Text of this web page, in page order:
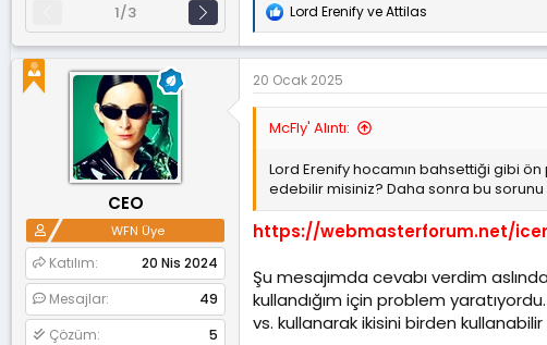
1/3
T
e
p
k
i
l
e
Lord ErenifyveAttilas
CEO
WFN Üye
Katılım
20 Nis 2024
Mesajlar
49
Çözüm
5
20 Ocak 2025
McFly' Alıntı:
Lord Erenify hocamın bahsettiği gibi
edebilir misiniz? Daha sonra bu
https://webmasterforum.net/
Şu mesajımda cevabı verdim
kullandığım için problem
vs. kullanarak ikisini birden